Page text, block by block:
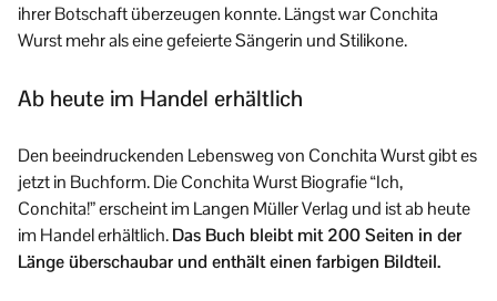
ihrer Botschaft überzeugen konnte. Längst war Conchita
Wurst mehr als eine gefeierte Sängerin und Stilikone.
Ab heute im Handel erhältlich
Den beeindruckenden Lebensweg von Conchita Wurst gibt es
jetzt in Buchform. Die Conchita Wurst Biografie “Ich,
Conchita!” erscheint im Langen Müller Verlag und ist ab heute
im Handel erhältlich.Das Buch bleibt mit 200 Seiten in der
Länge überschaubar und enthält einen farbigen Bildteil.